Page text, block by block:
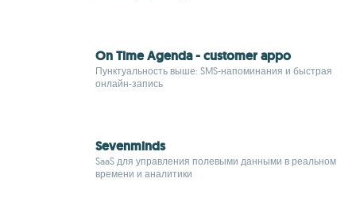
On Time Agenda - customer appo
Пунктуальность выше: SMS-напоминания и быстрая
онлайн-запись
Sevenminds
SaaS для управления полевыми данными в реальном
времени и аналитики